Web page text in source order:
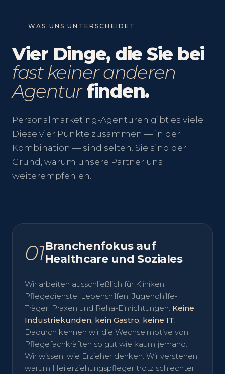
WAS UNS UNTERSCHEIDET
Vier Dinge, die Sie bei
fast keiner anderen
Agenturfinden.
Personalmarketing-Agenturen gibt es viele.
Diese vier Punkte zusammen — in der
Kombination — sind selten. Sie sind der
Grund, warum unsere Partner uns
weiterempfehlen.
01Branchenfokus auf
Healthcare und Soziales
Wir arbeiten ausschließlich für Kliniken,
Pflegedienste, Lebenshilfen, Jugendhilfe-
Träger, Praxen und Reha-Einrichtungen. Keine
Industriekunden, kein Gastro, keine IT.
Dadurch kennen wir die Wechselmotive von
Pflegefachkräften so gut wie kaum jemand.
Wir wissen, wie Erzieher denken. Wir verstehen,
warum Heilerziehungspfleger trotz schlechter